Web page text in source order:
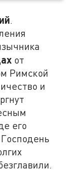
от
Римской
и
его